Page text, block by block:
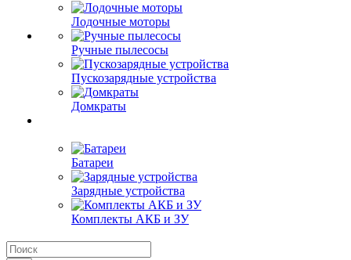
Лодочные моторы
Ручные пылесосы
Пускозарядные устройства
Домкраты
Батареи
Зарядные устройства
Комплекты АКБ и ЗУ